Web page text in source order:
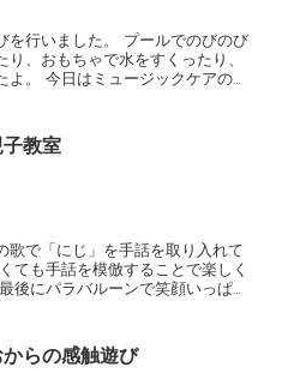
。 プールでのびのび
、おもちゃで水をすくったり、
アの教
教室
歌で「にじ」を手話を取り入れて
らの感触遊び